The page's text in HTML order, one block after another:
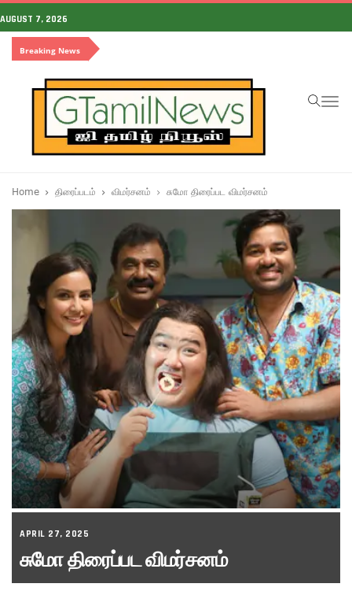
AUGUST 7, 2026
Breaking News
Home திரைப்படம் விமர்சனம் சுமோ திரைப்பட விமர்சனம்
APRIL 27, 2025
சுமோ திரைப்பட விமர்சனம்